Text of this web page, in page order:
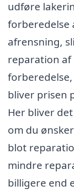
udføre
forberedelse
afrensning,
reparation af
bliver prisen
Her bliver
om du
blot
mindre
billigere end